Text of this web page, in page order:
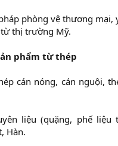
phòng vệ thương mại,
thị trường Mỹ.
phẩm từ thép
cán nóng, cán nguội,
liệu (quặng, phế liệu
Hàn.